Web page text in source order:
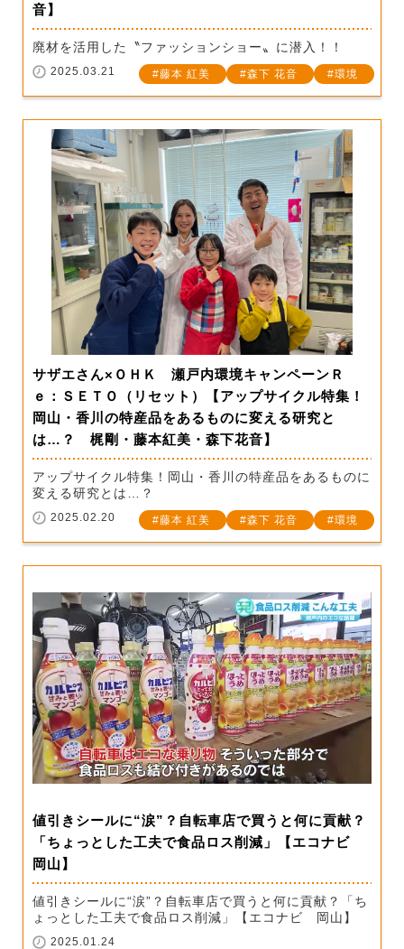
音】
廃材を活用した〝ファッションショー〟に潜入！！
2025.03.21 藤本 紅美 森下 花音 環境
サザエさん×ＯＨＫ 瀬戸内環境キャンペーンＲ
ｅ：ＳＥＴＯ（リセット）【アップサイクル特集！
岡山・香川の特産品をあるものに変える研究と
は…？ 梶剛・藤本紅美・森下花音】
アップサイクル特集！岡山・香川の特産品をあるものに
変える研究とは…？
2025.02.20 藤本 紅美 森下 花音 環境
値引きシールに“涙”？自転車店で買うと何に貢献？
「ちょっとした工夫で食品ロス削減」【エコナビ
岡山】
値引きシールに“涙”？自転車店で買うと何に貢献？「ち
ょっとした工夫で食品ロス削減」【エコナビ 岡山】
2025.01.24